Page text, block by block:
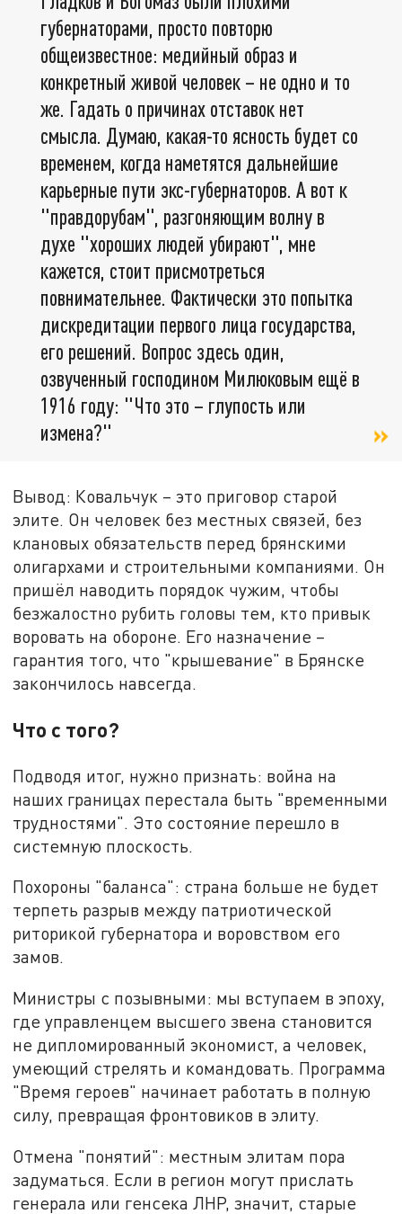
губернаторами, просто повторю
общеизвестное: медийный образ и
конкретный живой человек – не одно и то
же. Гадать о причинах отставок нет
смысла. Думаю, какая-то ясность будет со
временем, когда наметятся дальнейшие
карьерные пути экс-губернаторов. А вот к
"правдорубам", разгоняющим волну в
духе "хороших людей убирают", мне
кажется, стоит присмотреться
повнимательнее. Фактически это попытка
дискредитации первого лица государства,
его решений. Вопрос здесь один,
озвученный господином Милюковым ещё в
1916 году: "Что это – глупость или
измена?"
Вывод: Ковальчук – это приговор старой
элите. Он человек без местных связей, без
клановых обязательств перед брянскими
олигархами и строительными компаниями. Он
пришёл наводить порядок чужим, чтобы
безжалостно рубить головы тем, кто привык
воровать на обороне. Его назначение –
гарантия того, что "крышевание" в Брянске
закончилось навсегда.
Что с того?
Подводя итог, нужно признать: война на
наших границах перестала быть "временными
трудностями". Это состояние перешло в
системную плоскость.
Похороны "баланса": страна больше не будет
терпеть разрыв между патриотической
риторикой губернатора и воровством его
замов.
Министры с позывными: мы вступаем в эпоху,
где управленцем высшего звена становится
не дипломированный экономист, а человек,
умеющий стрелять и командовать. Программа
"Время героев" начинает работать в полную
силу, превращая фронтовиков в элиту.
Отмена "понятий": местным элитам пора
задуматься. Если в регион могут прислать
генерала или генсека ЛНР, значит, старые